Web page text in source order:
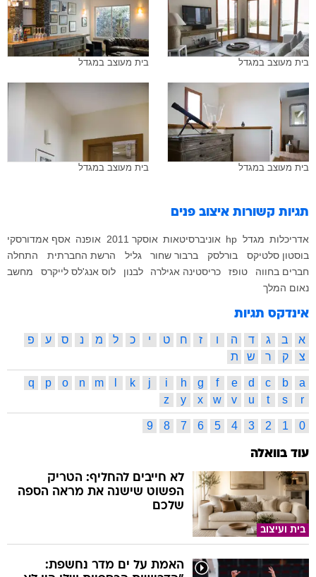
בית מעוצב במגדל בית מעוצב במגדל
בית מעוצב במגדל בית מעוצב במגדל
תגיות קשורות איצוב פנים
אדריכלות מגדל hp אוניברסיטאות אוסקר 2011 אופנה אסף אמדורסקי
בוסטון סלטיקס
בורלסק ברבור שחור גליל הרשת החברתית
התחלה
חברים בחווה
טופז כריסטינה אגילרה לבנון לוס אנג'לס לייקרס
מחשב
נאום המלך
אינדקס תגיות
א ב ג ד ה ו ז ח ט י כ ל מ נ ס ע
פ
צ
ק ר ש ת
a
b
c
d
e
f
g
h
i
j
k
m
n
o
p
q
r
s
t
u
v
w
x
y
z
0
1
2
3
4
5
6
7
8
9
עוד בוואלה
בית ועיצוב
לא חייבים להחליף: הטריק
הפשוט שישנה את מראה הספה
שלכם
האמת על ים מדר נחשפת: